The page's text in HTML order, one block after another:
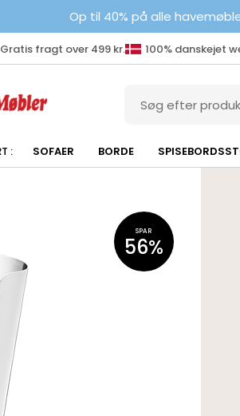
Op til 40% på alle
Gratis fragt over 499 kr. 100% danskejet
SOFAER BORDE
SPAR
56%